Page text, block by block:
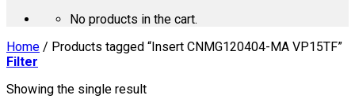
No products in the cart.
Home / Products tagged “Insert CNMG120404-MA VP15TF”
Filter
Showing the single result